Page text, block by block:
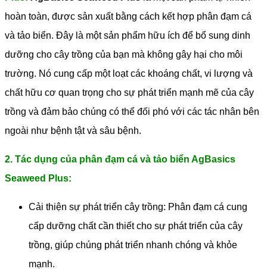
hoàn toàn, được sản xuất bằng cách kết hợp phân đạm cá
và tảo biển. Đây là một sản phẩm hữu ích để bổ sung dinh
dưỡng cho cây trồng của bạn mà không gây hại cho môi
trường. Nó cung cấp một loạt các khoáng chất, vi lượng và
chất hữu cơ quan trọng cho sự phát triển mạnh mẽ của cây
trồng và đảm bảo chúng có thể đối phó với các tác nhân bên
ngoài như bệnh tật và sâu bệnh.
2. Tác dụng của phân đạm cá và tảo biển AgBasics
Seaweed Plus:
Cải thiện sự phát triển cây trồng: Phân đạm cá cung
cấp dưỡng chất cần thiết cho sự phát triển của cây
trồng, giúp chúng phát triển nhanh chóng và khỏe
mạnh.